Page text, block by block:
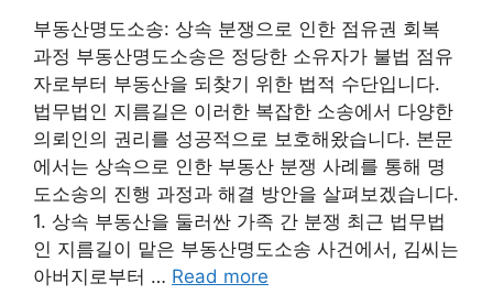
부동산명도소송: 상속 분쟁으로 인한 점유권 회복
과정 부동산명도소송은 정당한 소유자가 불법 점유
자로부터 부동산을 되찾기 위한 법적 수단입니다.
법무법인 지름길은 이러한 복잡한 소송에서 다양한
의뢰인의 권리를 성공적으로 보호해왔습니다. 본문
에서는 상속으로 인한 부동산 분쟁 사례를 통해 명
도소송의 진행 과정과 해결 방안을 살펴보겠습니다.
1. 상속 부동산을 둘러싼 가족 간 분쟁 최근 법무법
인 지름길이 맡은 부동산명도소송 사건에서, 김씨는
아버지로부터 … Read more